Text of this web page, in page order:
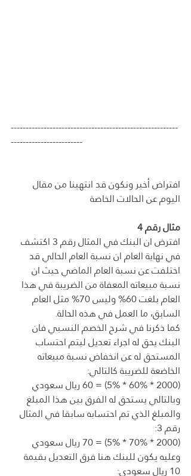
--------------------------------------------------------
------------------------
افتراض أخير ونكون قد انتهينا من مقال
اليوم عن الحالات الخاصة
مثال رقم 4
افترض ان البنك في المثال رقم 3 اكتشف
في نهاية العام ان نسبة العام الحالي قد
اختلفت عن نسبة العام الماضي حيث ان
نسبة مبيعاته المعفاة من الضريبة في هذا
العام بلغت 60% وليس 70% مثل العام
السابق، ما العمل في هذه الحالة.
كما ذكرنا في شرح الخصم النسبي فان
البنك يحق له اجراء تعديل ليتم احتساب
المستحق له عن انخفاض نسبة مبيعاته
الخاضعة للضريبة كالتالي:
(2000 * 60% * 5%) = 60 ريال سعودي
وبالتالي يستحق له الفرق بين هذا المبلغ
والمبلغ الذي تم احتسابه سابقا في المثال
رقم 3:
(2000 * 70% * 5%) = 70 ريال سعودي
وعليه يكون للبنك هنا فرق التعديل بقيمة
10 ريال سعودي: